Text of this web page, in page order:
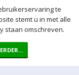
Biedingen: 55
Startbod: €50,00
bod:
Locatie:
te
stemt u in met alle
staan omschreven.